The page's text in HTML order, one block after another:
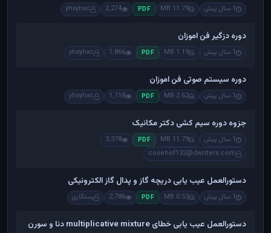
1 سال پیش 11.79 MB
PDF
2,274
yhxyhxc
دوره دزگیر فن اموزان
1 سال پیش 1.19 MB
PDF
1,866
yhxyhxc
دوره سیستم صوتی فن اموزان
1 سال پیش 2.62 MB
PDF
1,718
yhxyhxc
جزوه دوره سیم کشی دکتر مکانیک
1 سال پیش 11.79 MB
PDF
3,378
cosehof132@dwriters.com
دستورالعمل عیب یابی دریچه گاز و پدال گاز الکترونیکی
1 سال پیش 0.53 MB
PDF
2,786 رستگاری
دستورالعمل عیب یابی خطای multiplicative mixture دنا و سورن